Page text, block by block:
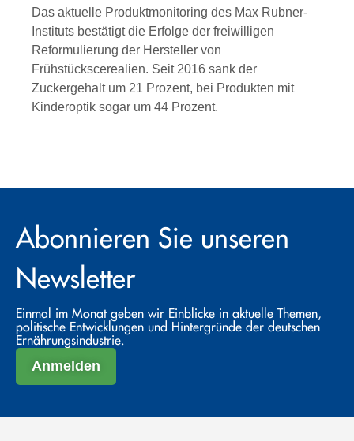
Das aktuelle Produktmonitoring des Max Rubner-
Instituts bestätigt die Erfolge der freiwilligen
Reformulierung der Hersteller von
Frühstückscerealien. Seit 2016 sank der
Zuckergehalt um 21 Prozent, bei Produkten mit
Kinderoptik sogar um 44 Prozent.
Abonnieren Sie unseren
Newsletter
Einmal im Monat geben wir Einblicke in aktuelle Themen,
politische Entwicklungen und Hintergründe der deutschen
Ernährungsindustrie.
Anmelden